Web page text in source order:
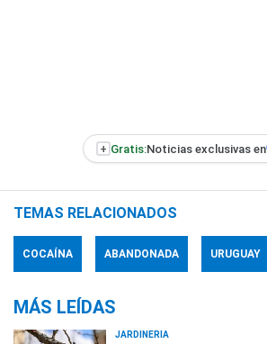
+ Gratis:Noticias exclusivas en
TEMAS RELACIONADOS
COCAÍNA ABANDONADA URUGUAY
MÁS LEÍDAS
JARDINERÍA